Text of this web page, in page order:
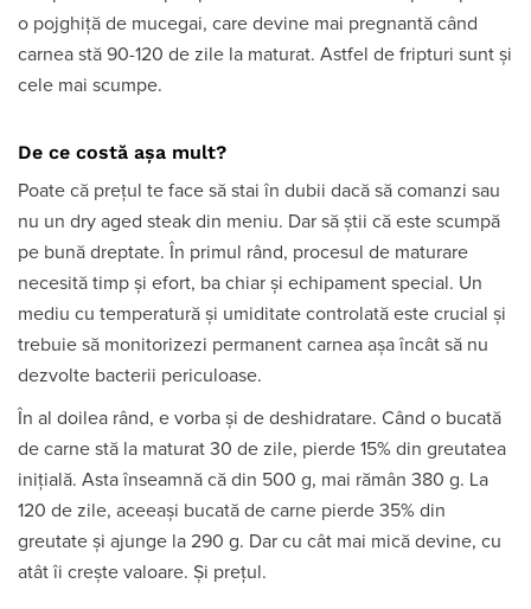
o pojghiță de mucegai, care devine mai pregnantă când
carnea stă 90-120 de zile la maturat. Astfel de fripturi sunt și
cele mai scumpe.
De ce costă așa mult?
Poate că prețul te face să stai în dubii dacă să comanzi sau
nu un dry aged steak din meniu. Dar să știi că este scumpă
pe bună dreptate. În primul rând, procesul de maturare
necesită timp și efort, ba chiar și echipament special. Un
mediu cu temperatură și umiditate controlată este crucial și
trebuie să monitorizezi permanent carnea așa încât să nu
dezvolte bacterii periculoase.
În al doilea rând, e vorba și de deshidratare. Când o bucată
de carne stă la maturat 30 de zile, pierde 15% din greutatea
inițială. Asta înseamnă că din 500 g, mai rămân 380 g. La
120 de zile, aceeași bucată de carne pierde 35% din
greutate și ajunge la 290 g. Dar cu cât mai mică devine, cu
atât îi crește valoare. Și prețul.